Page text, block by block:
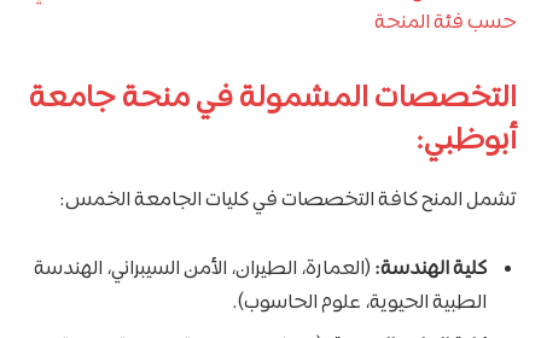
حسب فئة المنحة
التخصصات المشمولة في منحة جامعة
أبوظبي:
تشمل المنح كافة التخصصات في كليات الجامعة الخمس:
كلية الهندسة: (العمارة، الطيران، الأمن السيبراني، الهندسة
الطبية الحيوية، علوم الحاسوب).